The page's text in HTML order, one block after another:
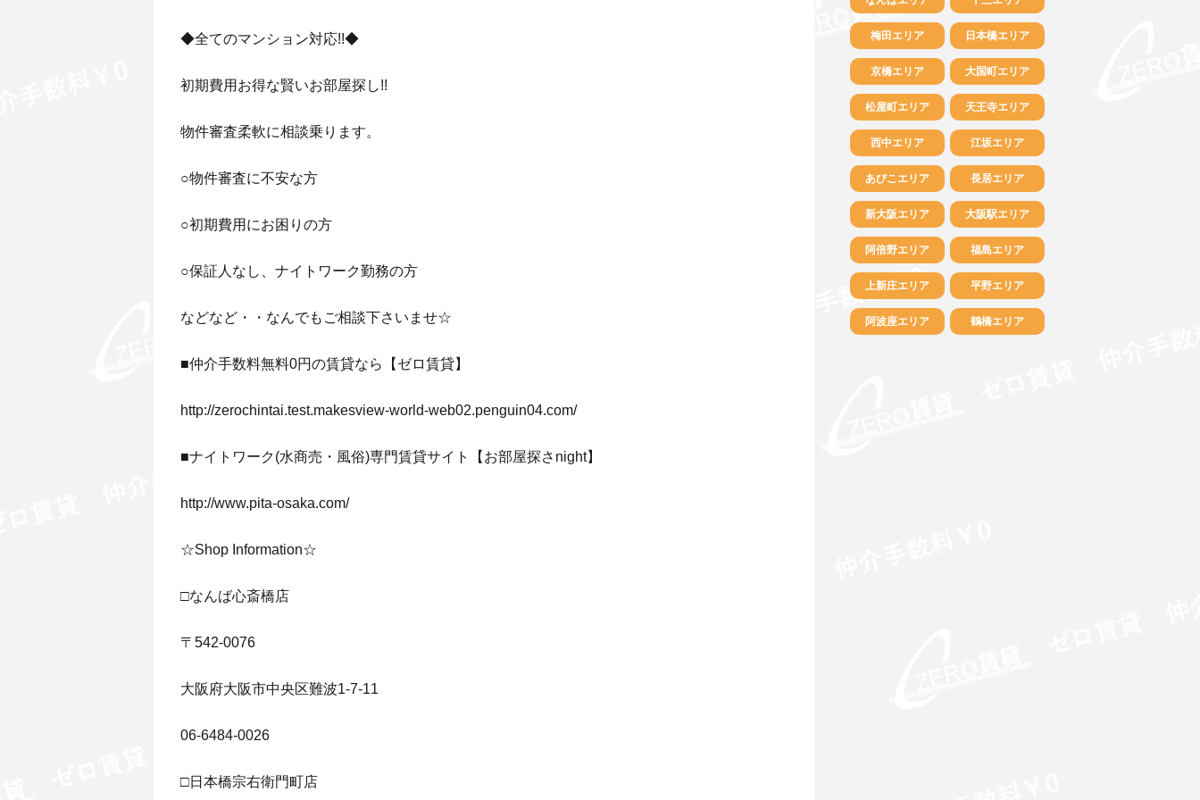
◆全てのマンション対応!!◆
初期費用お得な賢いお部屋探し!!
物件審査柔軟に相談乗ります。
○物件審査に不安な方
○初期費用にお困りの方
○保証人なし、ナイトワーク勤務の方
などなど・・なんでもご相談下さいませ☆
■仲介手数料無料0円の賃貸なら【ゼロ賃貸】
http://zerochintai.test.makesview-world-web02.penguin04.com/
■ナイトワーク(水商売・風俗)専門賃貸サイト【お部屋探さnight】
http://www.pita-osaka.com/
☆Shop Information☆
□なんば心斎橋店
〒542-0076
大阪府大阪市中央区難波1-7-11
06-6484-0026
□日本橋宗右衛門町店
梅田エリア 日本橋エリア
京橋エリア 大国町エリア
松屋町エリア 天王寺エリア
西中エリア 江坂エリア
あびこエリア 長居エリア
新大阪エリア 大阪駅エリア
阿倍野エリア 福島エリア
上新庄エリア 平野エリア
阿波座エリア 鶴橋エリア